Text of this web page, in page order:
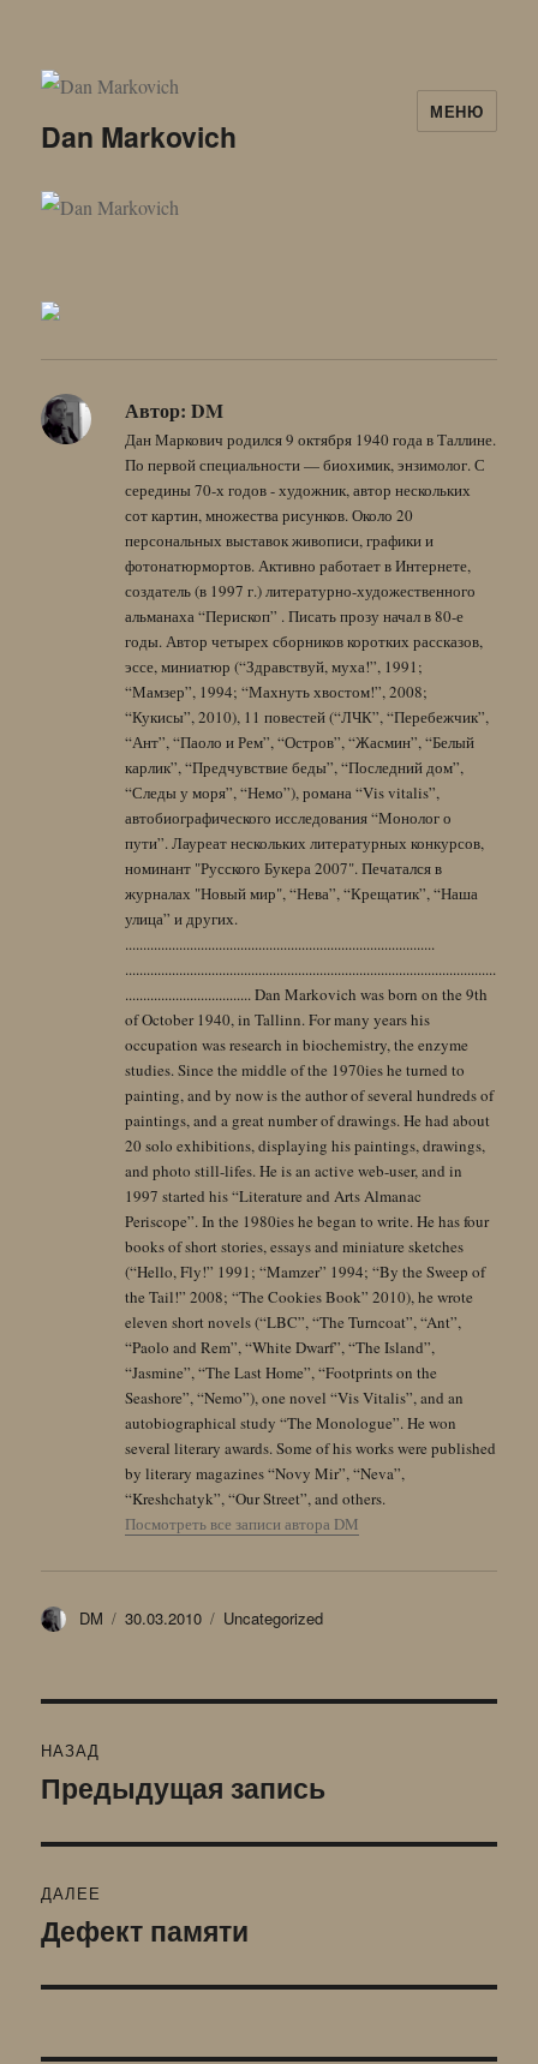
Dan Markovich
МЕНЮ
Автор: DM
Дан Маркович родился 9 октября 1940 года в Таллине.
По первой специальности — биохимик, энзимолог. С
середины 70-х годов - художник, автор нескольких
сот картин, множества рисунков. Около 20
персональных выставок живописи, графики и
фотонатюрмортов. Активно работает в Интернете,
создатель (в 1997 г.) литературно-художественного
альманаха “Перископ” . Писать прозу начал в 80-е
годы. Автор четырех сборников коротких рассказов,
эссе, миниатюр (“Здравствуй, муха!”, 1991;
“Мамзер”, 1994; “Махнуть хвостом!”, 2008;
“Кукисы”, 2010), 11 повестей (“ЛЧК”, “Перебежчик”,
“Ант”, “Паоло и Рем”, “Остров”, “Жасмин”, “Белый
карлик”, “Предчувствие беды”, “Последний дом”,
“Следы у моря”, “Немо”), романа “Vis vitalis”,
автобиографического исследования “Монолог о
пути”. Лауреат нескольких литературных конкурсов,
номинант "Русского Букера 2007". Печатался в
журналах "Новый мир", “Нева”, “Крещатик”, “Наша
улица” и других.
......................................................................................
.......................................................................................................
................................... Dan Markovich was born on the 9th
of October 1940, in Tallinn. For many years his
occupation was research in biochemistry, the enzyme
studies. Since the middle of the 1970ies he turned to
painting, and by now is the author of several hundreds of
paintings, and a great number of drawings. He had about
20 solo exhibitions, displaying his paintings, drawings,
and photo still-lifes. He is an active web-user, and in
1997 started his “Literature and Arts Almanac
Periscope”. In the 1980ies he began to write. He has four
books of short stories, essays and miniature sketches
(“Hello, Fly!” 1991; “Mamzer” 1994; “By the Sweep of
the Tail!” 2008; “The Cookies Book” 2010), he wrote
eleven short novels (“LBC”, “The Turncoat”, “Ant”,
“Paolo and Rem”, “White Dwarf”, “The Island”,
“Jasmine”, “The Last Home”, “Footprints on the
Seashore”, “Nemo”), one novel “Vis Vitalis”, and an
autobiographical study “The Monologue”. He won
several literary awards. Some of his works were published
by literary magazines “Novy Mir”, “Neva”,
“Kreshchatyk”, “Our Street”, and others.
Посмотреть все записи автора DM
Автор
DM Опубликовано
30.03.2010 Рубрики
Uncategorized
по
НАЗАД
Предыдущая
Предыдущая запись
ДАЛЕЕ
Следующая
Дефект памяти